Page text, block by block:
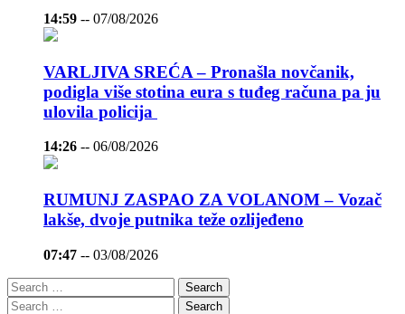
14:59 -- 07/08/2026
VARLJIVA SREĆA – Pronašla novčanik,
podigla više stotina eura s tuđeg računa pa ju
ulovila policija
14:26 -- 06/08/2026
RUMUNJ ZASPAO ZA VOLANOM – Vozač
lakše, dvoje putnika teže ozlijeđeno
07:47 -- 03/08/2026
Search
Search